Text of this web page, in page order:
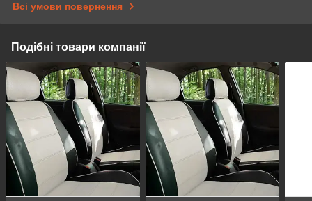
Всі умови повернення
Подібні товари компанії